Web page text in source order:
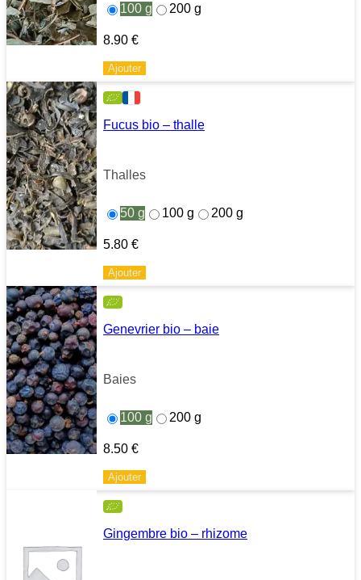
100 g 200 g
8.90 €
Ajouter
Fucus bio – thalle
Thalles
50 g 100 g 200 g
5.80 €
Ajouter
Genevrier bio – baie
Baies
100 g 200 g
8.50 €
Ajouter
Gingembre bio – rhizome